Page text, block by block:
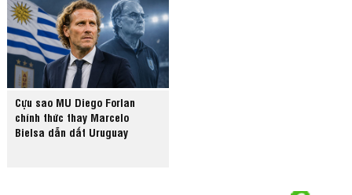
Cựu sao MU Diego Forlan
chính thức thay Marcelo
Bielsa dẫn dắt Uruguay